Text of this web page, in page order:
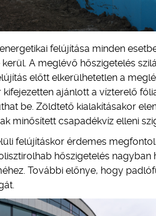
felújítása minden
A meglévő hőszigetelés
előtt elkerülhetetlen a
ajánlott a vízterelő
be. Zöldtető kialakításakor
minősített csapadékvíz elleni
felújításkor érdemes
hőszigetelés
További előnye, hogy